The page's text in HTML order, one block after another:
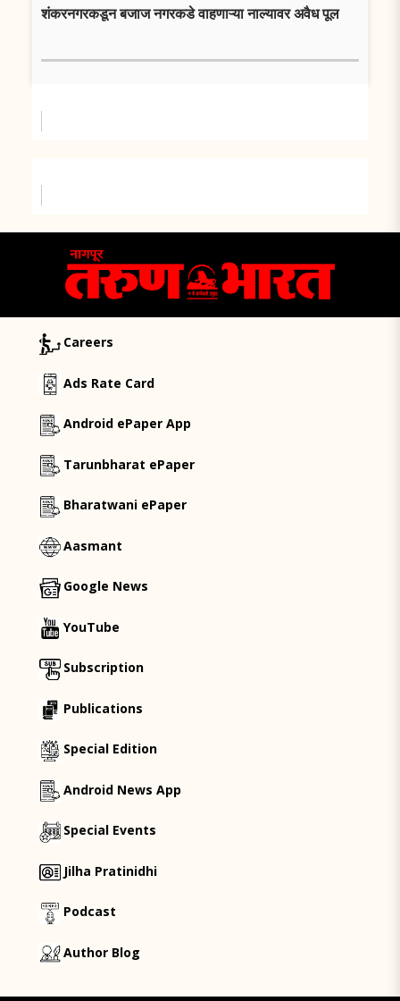
शंकरनगरकडून बजाज नगरकडे वाहणाऱ्या नाल्यावर अवैध पूल
Careers
Ads Rate Card
Android ePaper App
Tarunbharat ePaper
Bharatwani ePaper
Aasmant
Google News
YouTube
Subscription
Publications
Special Edition
Android News App
Special Events
Jilha Pratinidhi
Podcast
Author Blog